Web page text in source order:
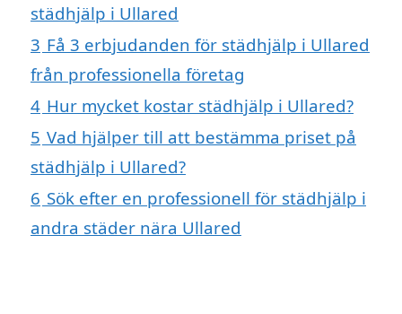
städhjälp i Ullared
3 Få 3 erbjudanden för städhjälp i Ullared
från professionella företag
4 Hur mycket kostar städhjälp i Ullared?
5 Vad hjälper till att bestämma priset på
städhjälp i Ullared?
6 Sök efter en professionell för städhjälp i
andra städer nära Ullared